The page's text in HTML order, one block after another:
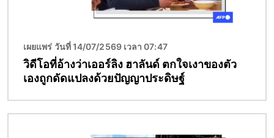
เผยแพร่ วันที่ 14/07/2569 เวลา 07:47
วิดีโอที่อ้างว่าเออร์ลิง ฮาลันด์ ตกใจเงาของตัว
เองถูกดัดแปลงด้วยปัญญาประดิษฐ์